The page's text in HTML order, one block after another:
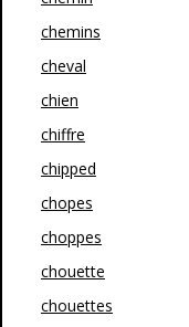
chemins
cheval
chien
chiffre
chipped
chopes
choppes
chouette
chouettes